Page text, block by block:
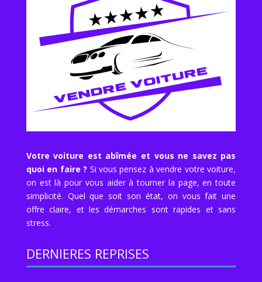
Votre voiture est abîmée et vous ne savez pas
quoi en faire ? Si vous pensez à vendre votre voiture,
on est là pour vous aider à tourner la page, en toute
simplicité. Quel que soit son état, on vous fait une
offre claire, et les démarches sont rapides et sans
stress.
DERNIERES REPRISES